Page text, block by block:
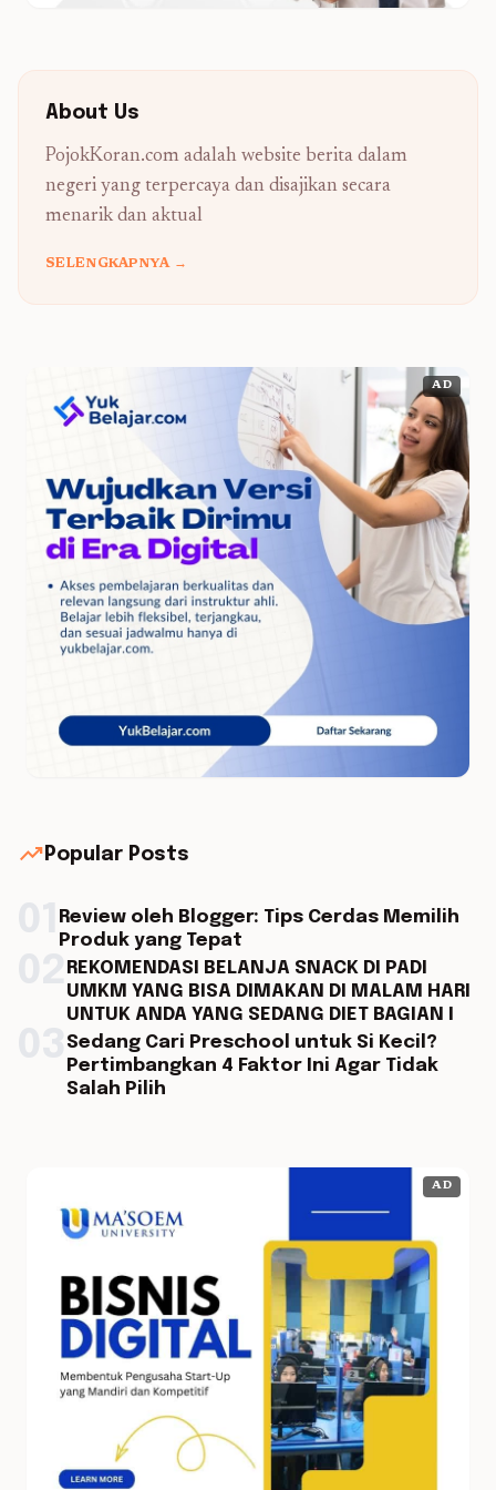
About Us
PojokKoran.com adalah website berita dalam
negeri yang terpercaya dan disajikan secara
menarik dan aktual
SELENGKAPNYA →
AD
trending_up Popular Posts
Review oleh Blogger: Tips Cerdas Memilih
Produk yang Tepat
REKOMENDASI BELANJA SNACK DI PADI
UMKM YANG BISA DIMAKAN DI MALAM HARI
UNTUK ANDA YANG SEDANG DIET BAGIAN I
Sedang Cari Preschool untuk Si Kecil?
Pertimbangkan 4 Faktor Ini Agar Tidak
Salah Pilih
AD